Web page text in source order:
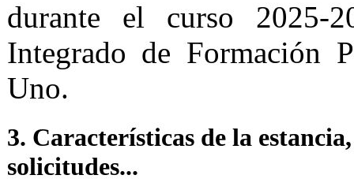
durante el curso 2025-
Integrado de Formación
Uno.
3. Características de la
solicitudes...